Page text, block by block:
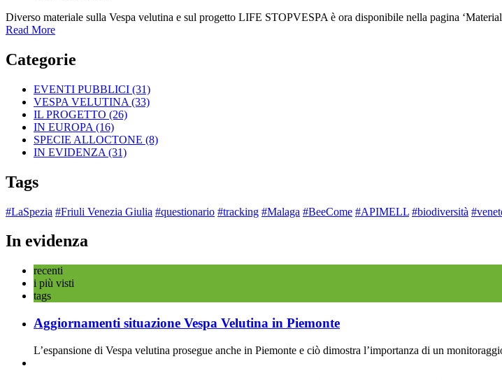
Diverso materiale sulla Vespa velutina e sul progetto LIFE STOPVESPA è ora disponibile nella pagina
Read More
Categorie
EVENTI PUBBLICI (31)
VESPA VELUTINA (33)
IL PROGETTO (26)
IN EUROPA (16)
SPECIE ALLOCTONE (8)
IN EVIDENZA (31)
Tags
#LaSpezia #Friuli Venezia Giulia #questionario #tracking #Malaga #BeeCome #APIMELL #biodiversità
In evidenza
recenti
i più visti
tags
Aggiornamenti situazione Vespa Velutina in Piemonte
L’espansione di Vespa velutina prosegue anche in Piemonte e ciò dimostra l’importanza di un